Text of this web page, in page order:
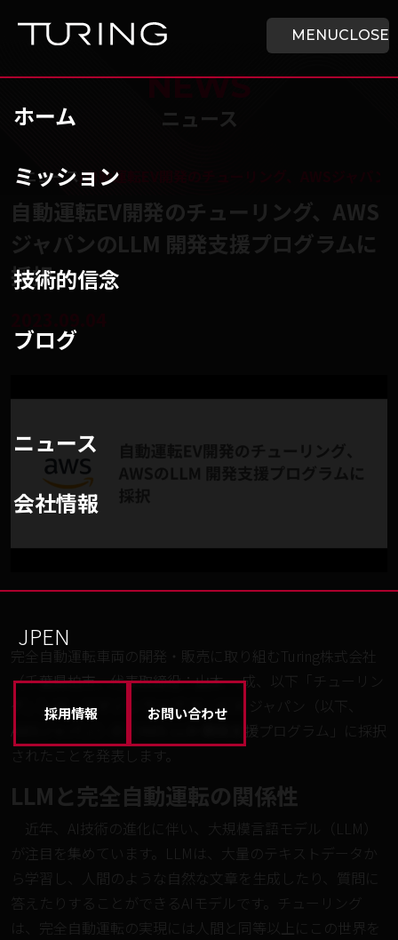
MENUCLOSE
ホーム
ミッション
技術的信念
ブログ
ニュース
会社情報
EN
JP
採用情報 お問い合わせ
チューリング株式会社
/ニュース /自動運転EV開発のチューリング、AWSジャパ
NEWS
ニュース
自動運転EV開発のチューリング、AWS
ジャパンのLLM 開発支援プログラムに
採択
完全自動運転車両の開発・販売に取り組むTuring株式会社
（千葉県柏市、代表取締役：山本 一成、以下「チューリン
グ」）は、アマゾン ウェブ サービス ジャパン（以下、
AWSジャパン）の「AWS LLM 開発支援プログラム」に採択
されたことを発表します。
LLMと完全自動運転の関係性
近年、AI技術の進化に伴い、大規模言語モデル（LLM）
が注目を集めています。LLMは、大量のテキストデータか
ら学習し、人間のような自然な文章を生成したり、質問に
答えたりすることができるAIモデルです。チューリング
は、完全自動運転の実現には人間と同等以上にこの世界を